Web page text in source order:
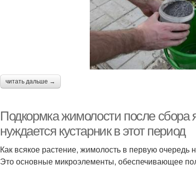
читать дальше →
Подкормка жимолости после
нуждается кустарник в этот период
Как всякое растение, жимолость в первую очередь
Это основные микроэлементы, обеспечивающее